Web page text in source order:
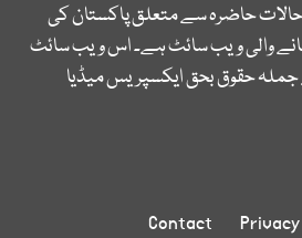
حالات حاضرہ سے متعلق پاکستان کی
والی ویب سائٹ ہے۔ اس ویب سائٹ
جملہ حقوق بحق ایکسپریس میڈیا
Privacy
Contact